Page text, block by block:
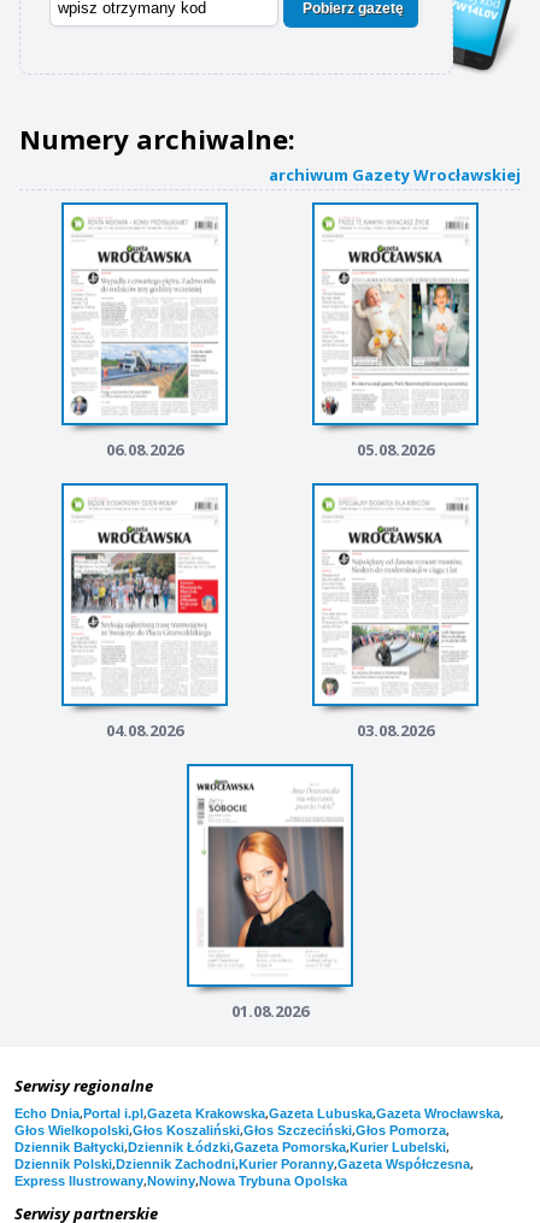
Pobierz gazetę
Numery archiwalne:
archiwum Gazety Wrocławskiej
06.08.2026 05.08.2026
04.08.2026 03.08.2026
01.08.2026
Serwisy regionalne
Echo Dnia,Portal i.pl,Gazeta Krakowska,Gazeta Lubuska,Gazeta Wrocławska,
Głos Wielkopolski,Głos Koszaliński,Głos Szczeciński,Głos Pomorza,
Dziennik Bałtycki,Dziennik Łódzki,Gazeta Pomorska,Kurier Lubelski,
Dziennik Polski,Dziennik Zachodni,Kurier Poranny,Gazeta Współczesna,
Express Ilustrowany,Nowiny,Nowa Trybuna Opolska
Serwisy partnerskie